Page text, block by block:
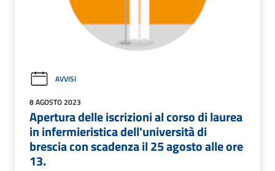
AVVISI
8 AGOSTO 2023
Apertura delle iscrizioni al corso di laurea
in infermieristica dell'università di
brescia con scadenza il 25 agosto alle ore
13.